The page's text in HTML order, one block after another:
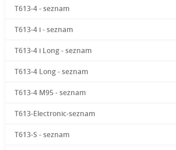
T613-4 - seznam
T613-4 i - seznam
T613-4 i Long - seznam
T613-4 Long - seznam
T613-4 M95 - seznam
T613-Electronic-seznam
T613-S - seznam